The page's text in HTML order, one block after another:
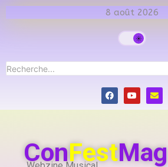
8 août 2026
ConFestMag